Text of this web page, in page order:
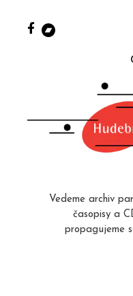
Vedeme archiv
časopisy a
propagujeme